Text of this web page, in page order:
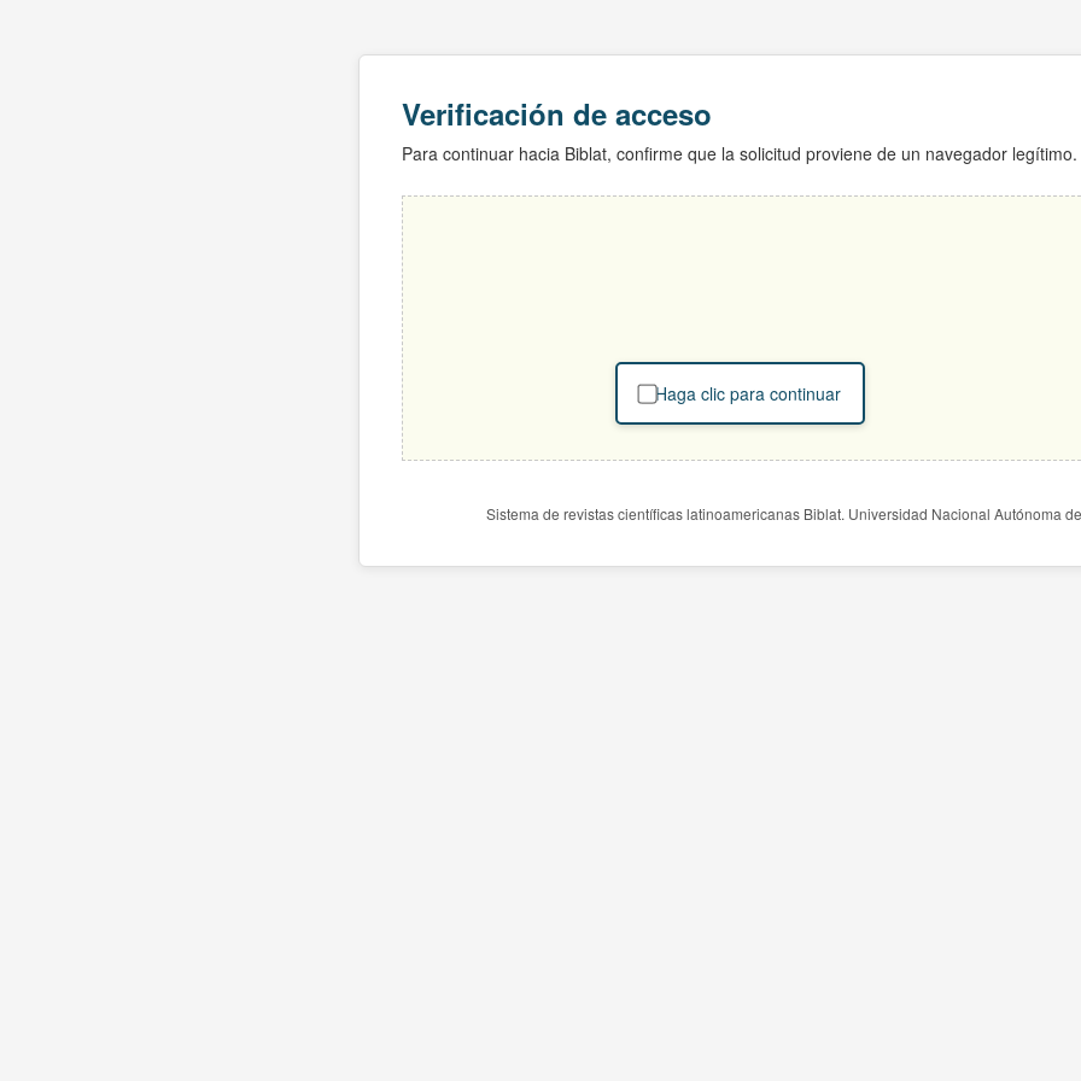
Verificación de acceso
Para continuar hacia Biblat, confirme que la solicitud proviene de un navegador legítimo.
Haga clic para continuar
Sistema de revistas científicas latinoamericanas Biblat. Universidad Nacional Autónoma